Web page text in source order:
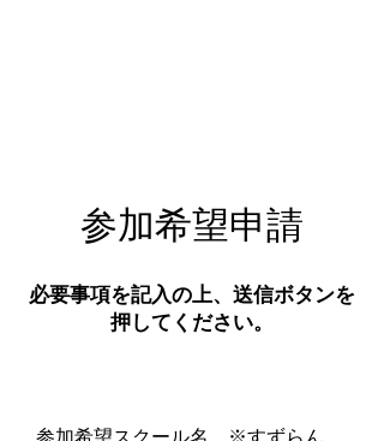
​参加希望申請
必要事項を記入の上、送信ボタンを
押してください。
参加希望スクール名 ※すずらん